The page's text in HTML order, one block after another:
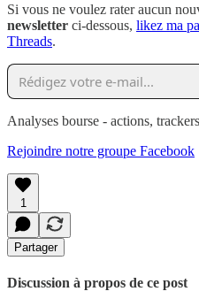
Si vous ne voulez rater aucun
newsletter ci-dessous, likez ma
Threads.
Analyses bourse - actions,
Rejoindre notre groupe Facebook
1
Partager
Discussion à propos de ce post